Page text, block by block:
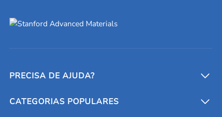
PRECISA DE AJUDA?
Conversores e calculadoras
CATEGORIAS POPULARES